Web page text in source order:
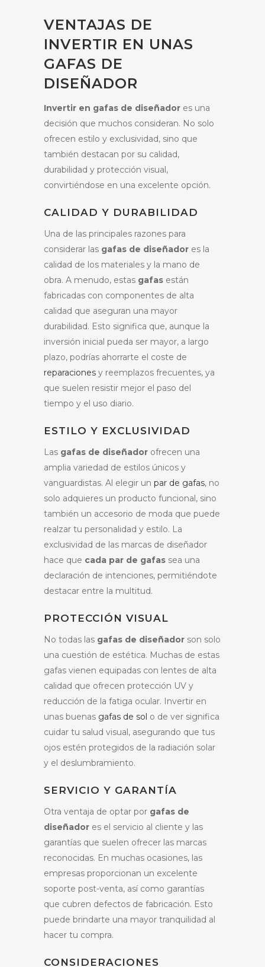
VENTAJAS DE
INVERTIR EN UNAS
GAFAS DE
DISEÑADOR
Invertir en gafas de diseñador es una
decisión que muchos consideran. No solo
ofrecen estilo y exclusividad, sino que
también destacan por su calidad,
durabilidad y protección visual,
convirtiéndose en una excelente opción.
CALIDAD Y DURABILIDAD
Una de las principales razones para
considerar las gafas de diseñador es la
calidad de los materiales y la mano de
obra. A menudo, estas gafas están
fabricadas con componentes de alta
calidad que aseguran una mayor
durabilidad. Esto significa que, aunque la
inversión inicial pueda ser mayor, a largo
plazo, podrías ahorrarte el coste de
reparaciones y reemplazos frecuentes, ya
que suelen resistir mejor el paso del
tiempo y el uso diario.
ESTILO Y EXCLUSIVIDAD
Las gafas de diseñador ofrecen una
amplia variedad de estilos únicos y
vanguardistas. Al elegir un par de gafas, no
solo adquieres un producto funcional, sino
también un accesorio de moda que puede
realzar tu personalidad y estilo. La
exclusividad de las marcas de diseñador
hace que cada par de gafas sea una
declaración de intenciones, permitiéndote
destacar entre la multitud.
PROTECCIÓN VISUAL
No todas las gafas de diseñador son solo
una cuestión de estética. Muchas de estas
gafas vienen equipadas con lentes de alta
calidad que ofrecen protección UV y
reducción de la fatiga ocular. Invertir en
unas buenas gafas de sol o de ver significa
cuidar tu salud visual, asegurando que tus
ojos estén protegidos de la radiación solar
y el deslumbramiento.
SERVICIO Y GARANTÍA
Otra ventaja de optar por gafas de
diseñador es el servicio al cliente y las
garantías que suelen ofrecer las marcas
reconocidas. En muchas ocasiones, las
empresas proporcionan un excelente
soporte post-venta, así como garantías
que cubren defectos de fabricación. Esto
puede brindarte una mayor tranquilidad al
hacer tu compra.
CONSIDERACIONES